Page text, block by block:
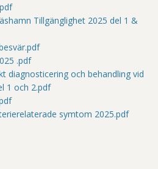
Tillgänglighet 2025 del 1 &
.pdf
diagnosticering och behandling vid
1 och 2.pdf
symtom 2025.pdf